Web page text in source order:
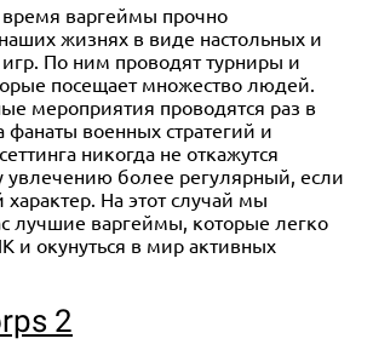
варгеймы прочно
жизнях в виде настольных и
По ним проводят турниры и
посещает множество людей.
мероприятия проводятся раз в
фанаты военных стратегий и
никогда не откажутся
увлечению более регулярный, если
На этот случай мы
лучшие варгеймы, которые легко
и окунуться в мир активных
2